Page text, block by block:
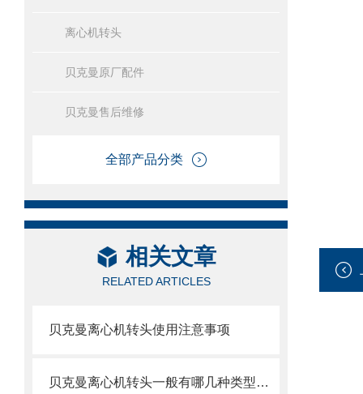
离心机转头
贝克曼原厂配件
贝克曼售后维修
全部产品分类
相关文章
RELATED ARTICLES
贝克曼离心机转头使用注意事项
贝克曼离心机转头一般有哪几种类型呢？